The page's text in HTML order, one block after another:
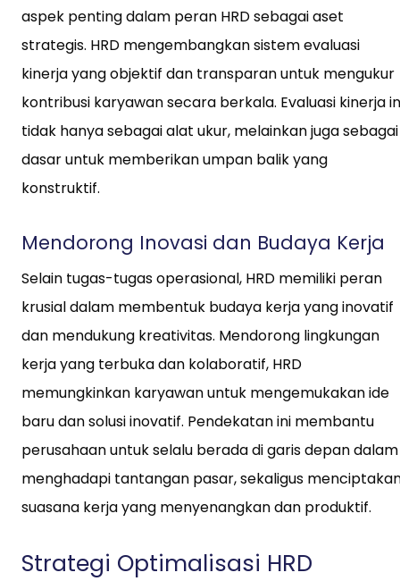
aspek penting dalam peran HRD sebagai aset
strategis. HRD mengembangkan sistem evaluasi
kinerja yang objektif dan transparan untuk mengukur
kontribusi karyawan secara berkala. Evaluasi kinerja
tidak hanya sebagai alat ukur, melainkan juga sebagai
dasar untuk memberikan umpan balik yang
konstruktif.
Mendorong Inovasi dan Budaya Kerja
Selain tugas-tugas operasional, HRD memiliki peran
krusial dalam membentuk budaya kerja yang inovatif
dan mendukung kreativitas. Mendorong lingkungan
kerja yang terbuka dan kolaboratif, HRD
memungkinkan karyawan untuk mengemukakan ide
baru dan solusi inovatif. Pendekatan ini membantu
perusahaan untuk selalu berada di garis depan dalam
menghadapi tantangan pasar, sekaligus
suasana kerja yang menyenangkan dan produktif.
Strategi Optimalisasi HRD